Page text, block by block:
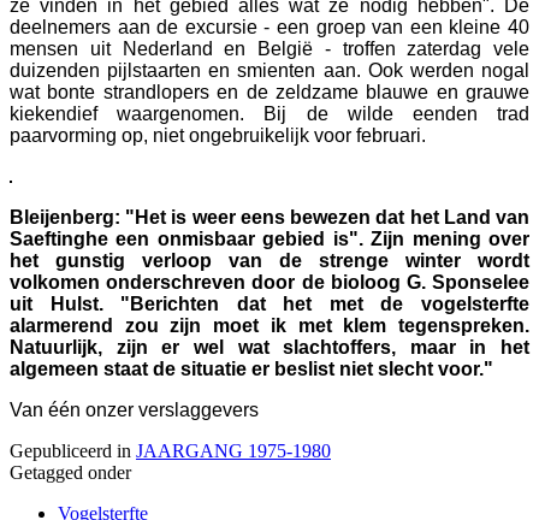
ze vinden in het gebied alles wat ze nodig hebben". De
deelnemers aan de excursie - een groep van een kleine 40
mensen uit Nederland en België - troffen zaterdag vele
duizenden pijlstaarten en smienten aan. Ook werden nogal
wat bonte strandlopers en de zeldzame blauwe en grauwe
kiekendief waargenomen. Bij de wilde eenden trad
paarvorming op, niet ongebruikelijk voor februari.
Bleijenberg: "Het is weer eens bewezen dat het Land van
Saeftinghe een onmisbaar gebied is". Zijn mening over
het gunstig verloop van de strenge winter wordt
volkomen onderschreven door de bioloog G. Sponselee
uit Hulst. "Berichten dat het met de vogelsterfte
alarmerend zou zijn moet ik met klem tegenspreken.
Natuurlijk, zijn er wel wat slachtoffers, maar in het
algemeen staat de situatie er beslist niet slecht voor."
Van één onzer verslaggevers
Gepubliceerd in JAARGANG 1975-1980
Getagged onder
Vogelsterfte